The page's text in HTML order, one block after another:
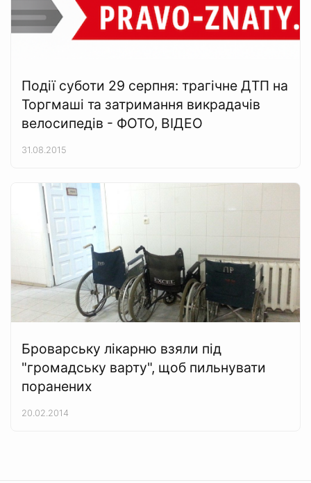
Події суботи 29 серпня: трагічне ДТП на
Торгмаші та затримання викрадачів
велосипедів - ФОТО, ВІДЕО
31.08.2015
Броварську лікарню взяли під
"громадську варту", щоб пильнувати
поранених
20.02.2014